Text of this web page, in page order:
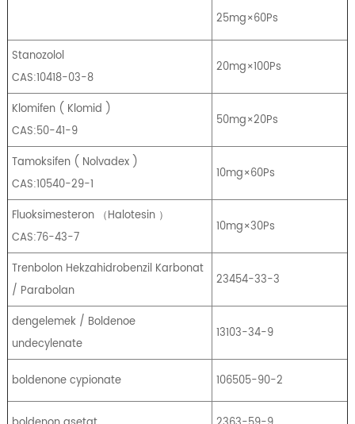
25mg×60Ps
Stanozolol
CAS:10418-03-8
20mg×100Ps
Klomifen ( Klomid )
CAS:50-41-9
50mg×20Ps
Tamoksifen ( Nolvadex )
CAS:10540-29-1
10mg×60Ps
Fluoksimesteron （Halotesin ）
CAS:76-43-7
10mg×30Ps
Trenbolon Hekzahidrobenzil Karbonat
/ Parabolan
23454-33-3
dengelemek / Boldenoe
undecylenate
13103-34-9
boldenone cypionate 106505-90-2